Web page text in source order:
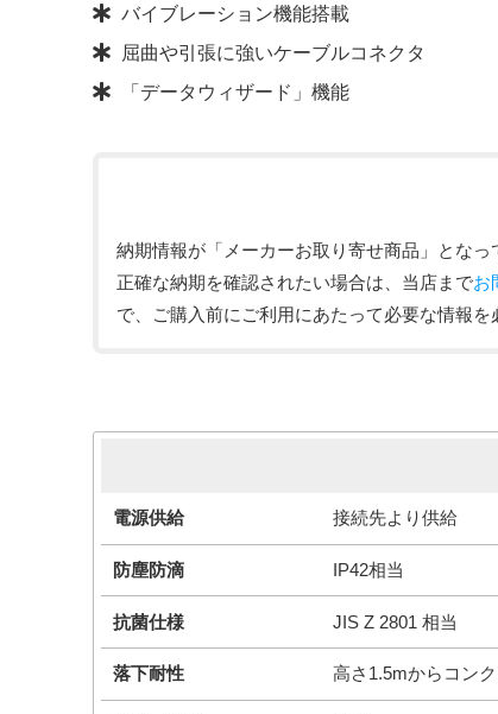
バイブレーション機能搭載
屈曲や引張に強いケーブルコネクタ
「データウィザード」機能
納期情報が「メーカーお取り寄せ商品」とな
正確な納期を確認されたい場合は、当店までお
で、ご購入前にご利用にあたって必要な情報を
電源供給 接続先より供給
防塵防滴 IP42相当
抗菌仕様 JIS Z 2801 相当
落下耐性 高さ1.5mからコン